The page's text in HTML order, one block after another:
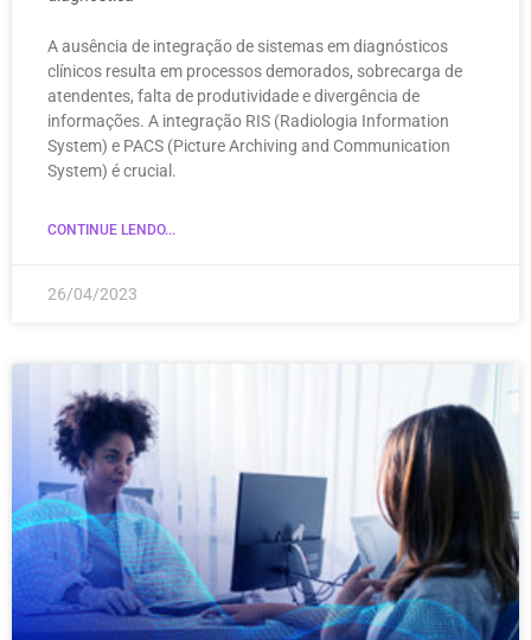
A ausência de integração de sistemas em diagnósticos
clínicos resulta em processos demorados, sobrecarga de
atendentes, falta de produtividade e divergência de
informações. A integração RIS (Radiologia Information
System) e PACS (Picture Archiving and Communication
System) é crucial.
CONTINUE LENDO...
26/04/2023